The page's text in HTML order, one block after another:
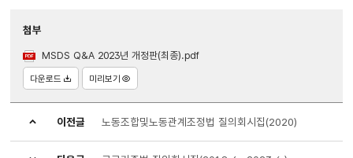
첨부
MSDS Q&A 2023년 개정판(최종).pdf
다운로드 미리보기
이전글 노동조합및노동관계조정법 질의회시집(2020)